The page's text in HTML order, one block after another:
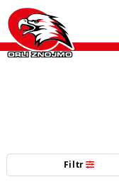
Filtr